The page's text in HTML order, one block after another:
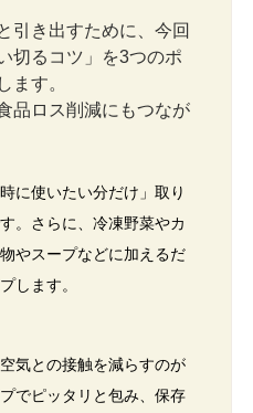
引き出すために、今回
切るコツ」を3つのポ
ます。
品ロス削減にもつなが
に使いたい分だけ」取り
。さらに、冷凍野菜やカ
やスープなどに加えるだ
します。
気との接触を減らすのが
でピッタリと包み、保存